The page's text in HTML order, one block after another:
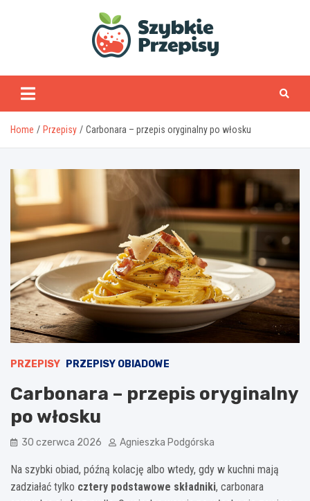
Home Przepisy Carbonara – przepis oryginalny po włosku
PRZEPISY PRZEPISY OBIADOWE
Carbonara – przepis oryginalny
po włosku
30 czerwca 2026 Agnieszka Podgórska
Na szybki obiad, późną kolację albo wtedy, gdy w kuchni mają
zadziałać tylko cztery podstawowe składniki, carbonara